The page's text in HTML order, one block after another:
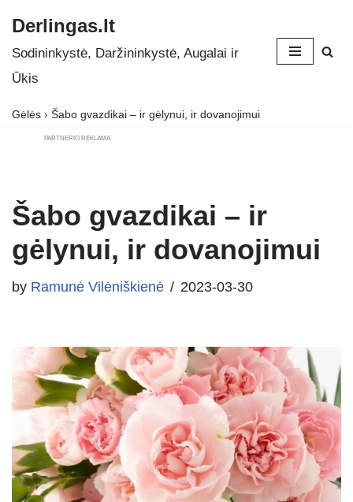
Skip
to
Derlingas.lt
Sodininkystė, Daržininkystė, Augalai ir
Ūkis
Gėlės › Šabo gvazdikai – ir gėlynui, ir dovanojimui
PARTNERIO REKLAMA
Šabo gvazdikai – ir
gėlynui, ir dovanojimui
by Ramunė Vilėniškienė 2023-03-30